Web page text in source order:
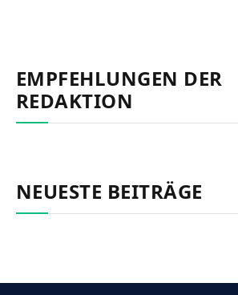
EMPFEHLUNGEN DER
REDAKTION
NEUESTE BEITRÄGE